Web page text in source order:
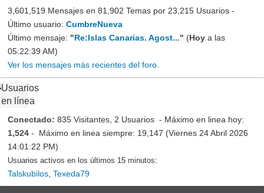
3,601,519 Mensajes en 81,902 Temas por 23,215 Usuarios -
Último usuario: CumbreNueva
Último mensaje: "Re:Islas Canarias. Agost..." (Hoy a las
05:22:39 AM)
Ver los mensajes más recientes del foro.
Usuarios
en línea
Conectado: 835 Visitantes, 2 Usuarios - Máximo en linea hoy:
1,524 - Máximo en linea siempre: 19,147 (Viernes 24 Abril 2026
14:01:22 PM)
Usuarios activos en los últimos 15 minutos:
Talskubilos Texeda79